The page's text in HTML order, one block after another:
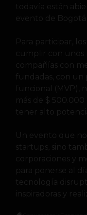
todavía están
evento de Bogotá
Para participar,
cumplir con unos
compañías con
fundadas, con un
funcional (MVP),
más de $ 500.000
tener alto
Un evento que
startups, sino
corporaciones y
para ponerse al
tecnología
inspiradoras y